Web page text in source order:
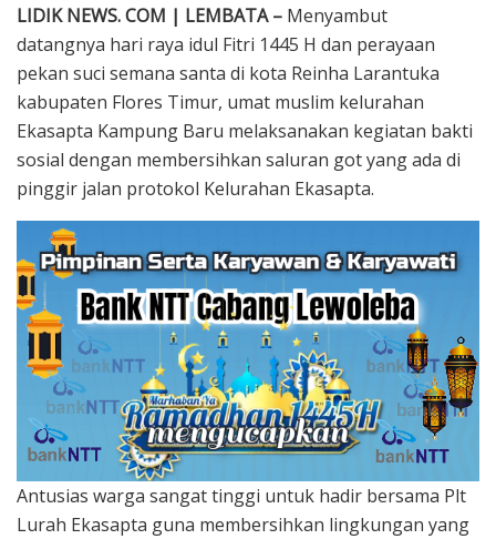
LIDIK NEWS. COM | LEMBATA – Menyambut
datangnya hari raya idul Fitri 1445 H dan perayaan
pekan suci semana santa di kota Reinha Larantuka
kabupaten Flores Timur, umat muslim kelurahan
Ekasapta Kampung Baru melaksanakan kegiatan bakti
sosial dengan membersihkan saluran got yang ada di
pinggir jalan protokol Kelurahan Ekasapta.
Antusias warga sangat tinggi untuk hadir bersama Plt
Lurah Ekasapta guna membersihkan lingkungan yang